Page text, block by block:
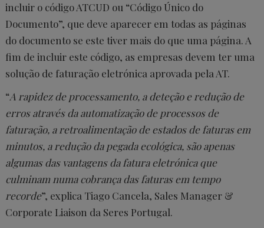
incluir o código ATCUD ou “Código Único do
Documento”, que deve aparecer em todas as páginas
do documento se este tiver mais do que uma página. A
fim de incluir este código, as empresas devem ter uma
solução de faturação eletrónica aprovada pela AT.
“A rapidez de processamento, a deteção e redução de
erros através da automatização de processos de
faturação, a retroalimentação de estados de faturas em
minutos, a redução da pegada ecológica, são apenas
algumas das vantagens da fatura eletrónica que
culminam numa cobrança das faturas em tempo
recorde”, explica Tiago Cancela, Sales Manager &
Corporate Liaison da Seres Portugal.